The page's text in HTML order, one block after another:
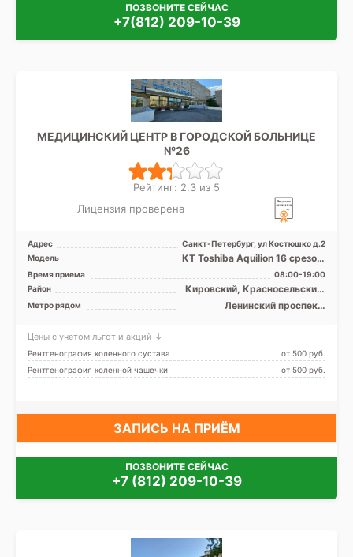
ПОЗВОНИТЕ СЕЙЧАС
+7(812) 209-10-39
МЕДИЦИНСКИЙ ЦЕНТР В ГОРОДСКОЙ БОЛЬНИЦЕ
№26
Рейтинг: 2.3 из 5
Лицензия проверена
Адрес
Санкт-Петербург, ул Костюшко д.2
Модель
КТ Toshiba Aquilion 16 срезов,
КТ Siemens Somatom
Definition 64 срезов ...
Время приема
08:00-19:00
Район
Кировский, Красносельский,
Московский
Метро рядом
Ленинский проспект,
Цены с учетом льгот и акций ↓
Рентгенография коленного сустава
от 500 pуб.
Рентгенография коленной чашечки
от 500 pуб.
ЗАПИСЬ НА ПРИЁМ
ПОЗВОНИТЕ СЕЙЧАС
+7 (812) 209-10-39